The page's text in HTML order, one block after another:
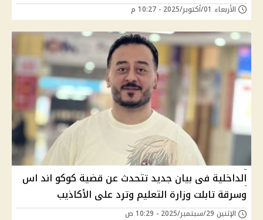
الأربعاء 01/أكتوبر/2025 - 10:27 م
الداخلية فى بيان جديد تتحدث عن قضية كوكو اند اس
وسرقة تابلت وزارة التعليم وترد على الأكاذيب
الإثنين 29/سبتمبر/2025 - 10:29 ص